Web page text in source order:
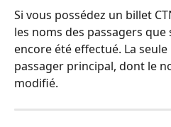
Si vous possédez un billet
les noms des passagers
encore été effectué. La
passager principal, dont le
modifié.